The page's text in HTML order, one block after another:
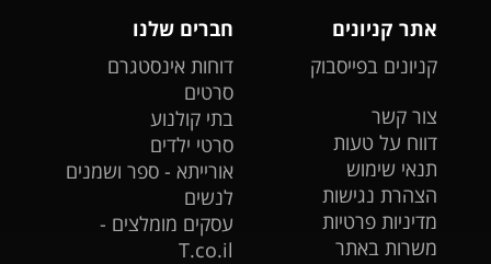
אתר קניונים
קניונים בפייסבוק
צור קשר
דווח על טעות
תנאי שימוש
הצהרת נגישות
מדיניות פרטיות
משרות באתר
חברים שלנו
דוחות אינסטגרם
סרטים
בתי קולנוע
סרטי ילדים
אורייתא - ספר ושמנים
לנשים
עסקים מומלצים -
T.co.il